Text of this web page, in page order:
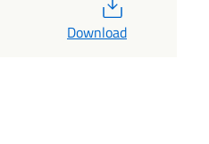
Download